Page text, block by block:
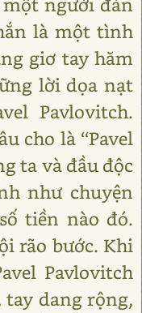
là một tình
giơ tay hăm
lời dọa nạt
Pavlovitch.
cho là ‘‘Pavel
ta và đầu độc
như chuyện
tiền nào đó.
rão bước. Khi
Pavlovitch
tay dang rộng,